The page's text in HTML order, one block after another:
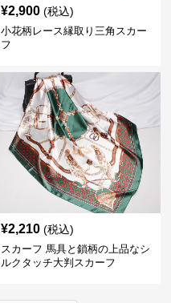
¥2,900 (税込)
小花柄レース縁取り三角スカー
フ
¥2,210 (税込)
スカーフ 馬具と鎖柄の上品なシ
ルクタッチ大判スカーフ